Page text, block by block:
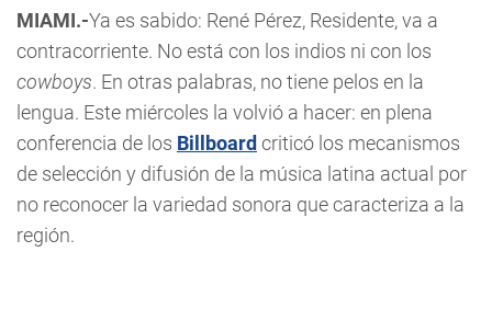
MIAMI.-Ya es sabido: René Pérez, Residente, va a
contracorriente. No está con los indios ni con los
cowboys. En otras palabras, no tiene pelos en la
lengua. Este miércoles la volvió a hacer: en plena
conferencia de los Billboard criticó los mecanismos
de selección y difusión de la música latina actual por
no reconocer la variedad sonora que caracteriza a la
región.